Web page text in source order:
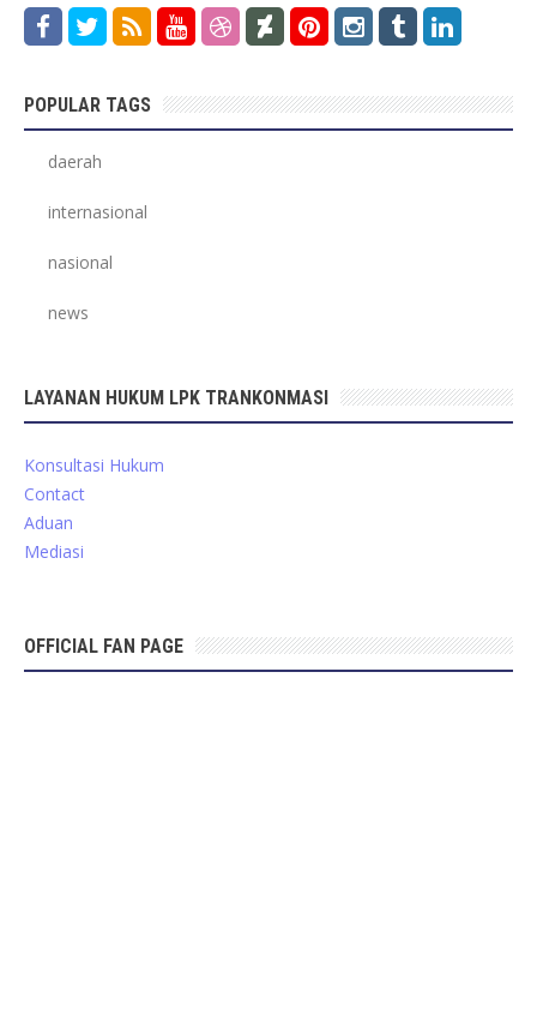
POPULAR TAGS
daerah
internasional
nasional
news
LAYANAN HUKUM LPK TRANKONMASI
Konsultasi Hukum
Contact
Aduan
Mediasi
OFFICIAL FAN PAGE